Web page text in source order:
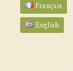
Français
English